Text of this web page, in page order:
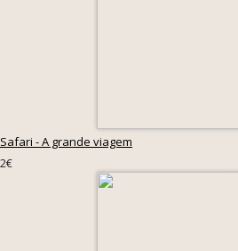
Safari - A grande viagem
2€